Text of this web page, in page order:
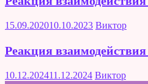
15.09.202010.10.2023 Виктор
Реакция
10.12.202411.12.2024 Виктор